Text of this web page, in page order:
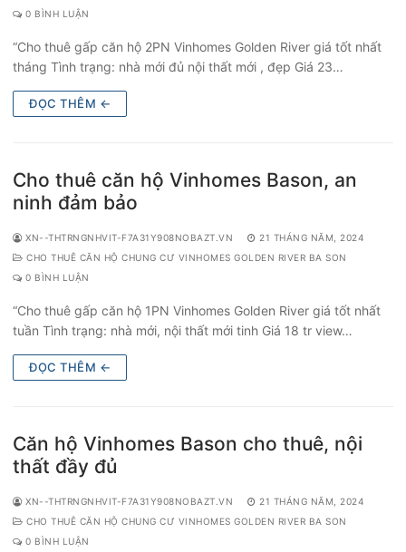
0 BÌNH LUẬN
“Cho thuê gấp căn hộ 2PN Vinhomes Golden River giá tốt nhất
tháng Tình trạng: nhà mới đủ nội thất mới , đẹp Giá 23…
ĐỌC THÊM ←
Cho thuê căn hộ Vinhomes Bason, an
ninh đảm bảo
XN--THTRNGNHVIT-F7A31Y908NOBAZT.VN
21 THÁNG NĂM, 2024
CHO THUÊ CĂN HỘ CHUNG CƯ VINHOMES GOLDEN RIVER BA SON
0 BÌNH LUẬN
“Cho thuê gấp căn hộ 1PN Vinhomes Golden River giá tốt nhất
tuần Tình trạng: nhà mới, nội thất mới tinh Giá 18 tr view…
ĐỌC THÊM ←
Căn hộ Vinhomes Bason cho thuê, nội
thất đầy đủ
XN--THTRNGNHVIT-F7A31Y908NOBAZT.VN
21 THÁNG NĂM, 2024
CHO THUÊ CĂN HỘ CHUNG CƯ VINHOMES GOLDEN RIVER BA SON
0 BÌNH LUẬN